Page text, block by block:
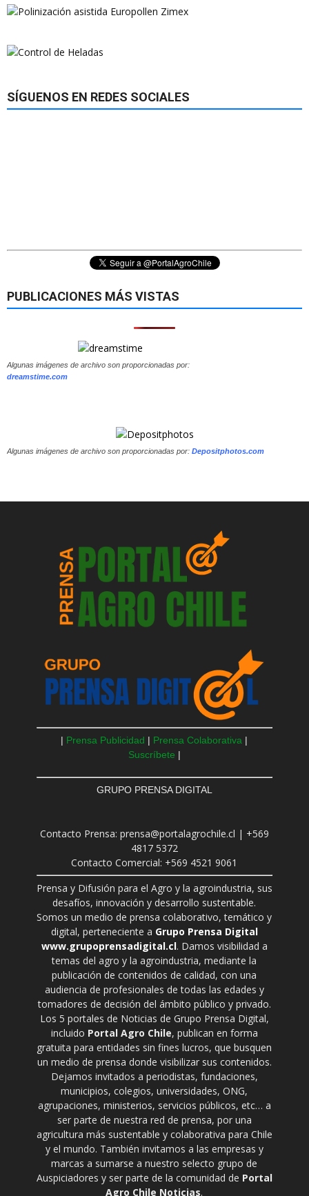
SÍGUENOS EN REDES SOCIALES
PUBLICACIONES MÁS VISTAS
Algunas imágenes de archivo son proporcionadas por:
dreamstime.com
Algunas imágenes de archivo son proporcionadas por: Depositphotos.com
| Prensa Publicidad | Prensa Colaborativa |
Suscríbete |
GRUPO PRENSA DIGITAL
Contacto Prensa: prensa@portalagrochile.cl | +569
4817 5372
Contacto Comercial: +569 4521 9061
Prensa y Difusión para el Agro y la agroindustria, sus
desafíos, innovación y desarrollo sustentable.
Somos un medio de prensa colaborativo, temático y
digital, perteneciente a Grupo Prensa Digital
www.grupoprensadigital.cl. Damos visibilidad a
temas del agro y la agroindustria, mediante la
publicación de contenidos de calidad, con una
audiencia de profesionales de todas las edades y
tomadores de decisión del ámbito público y privado.
Los 5 portales de Noticias de Grupo Prensa Digital,
incluido Portal Agro Chile, publican en forma
gratuita para entidades sin fines lucros, que busquen
un medio de prensa donde visibilizar sus contenidos.
Dejamos invitados a periodistas, fundaciones,
municipios, colegios, universidades, ONG,
agrupaciones, ministerios, servicios públicos, etc… a
ser parte de nuestra red de prensa, por una
agricultura más sustentable y colaborativa para Chile
y el mundo. También invitamos a las empresas y
marcas a sumarse a nuestro selecto grupo de
Auspiciadores y ser parte de la comunidad de Portal
Agro Chile Noticias.